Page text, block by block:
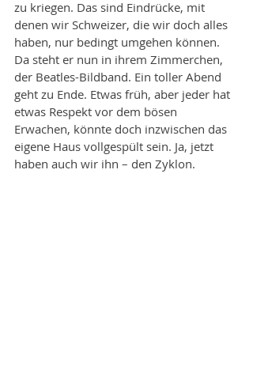
zu kriegen. Das sind Eindrücke, mit
denen wir Schweizer, die wir doch alles
haben, nur bedingt umgehen können.
Da steht er nun in ihrem Zimmerchen,
der Beatles-Bildband. Ein toller Abend
geht zu Ende. Etwas früh, aber jeder hat
etwas Respekt vor dem bösen
Erwachen, könnte doch inzwischen das
eigene Haus vollgespült sein. Ja, jetzt
haben auch wir ihn – den Zyklon.